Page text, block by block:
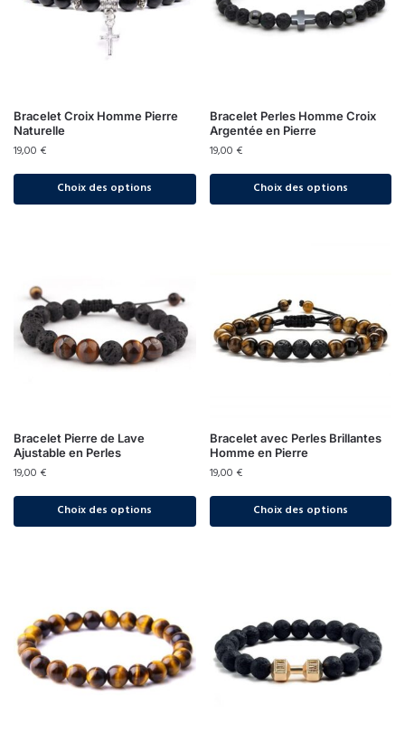
Bracelet Croix Homme Pierre
Naturelle
19,00 €
Choix des options
Bracelet Perles Homme Croix
Argentée en Pierre
19,00 €
Choix des options
Bracelet Pierre de Lave
Ajustable en Perles
19,00 €
Choix des options
Bracelet avec Perles Brillantes
Homme en Pierre
19,00 €
Choix des options